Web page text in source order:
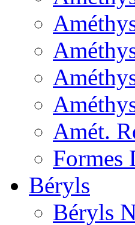
Amét.
Formes
Béryls
Béryls